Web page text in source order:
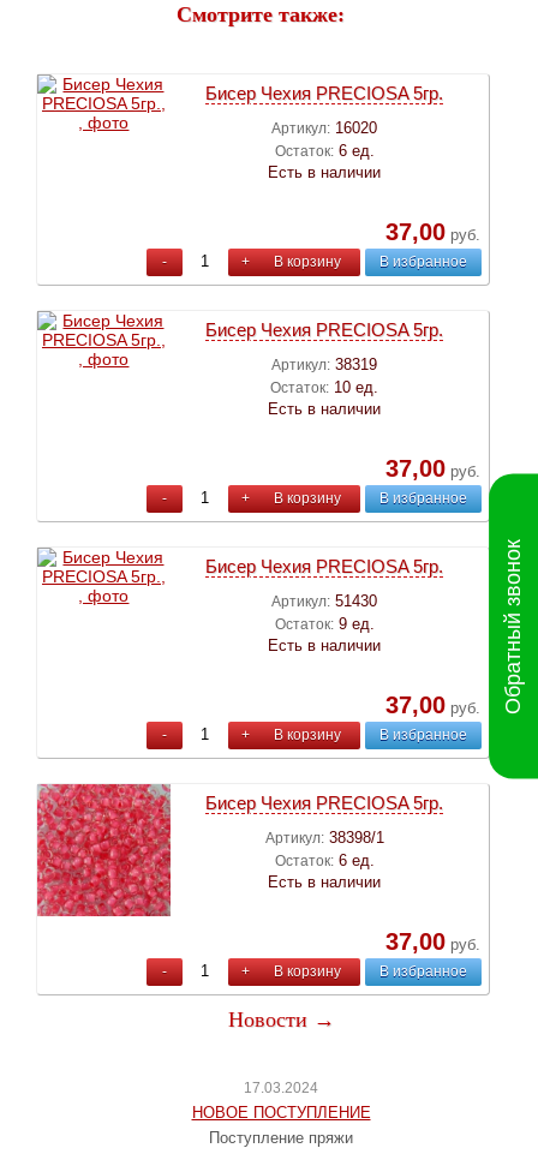
Смотрите также:
Бисер Чехия PRECIOSA 5гр.
Артикул: 16020
Остаток: 6 ед.
Есть в наличии
37,00руб.
- + В корзину В избранное
Бисер Чехия PRECIOSA 5гр.
Артикул: 38319
Остаток: 10 ед.
Есть в наличии
37,00руб.
- + В корзину В избранное
Бисер Чехия PRECIOSA 5гр.
Артикул: 51430
Остаток: 9 ед.
Есть в наличии
37,00руб.
- + В корзину В избранное
Бисер Чехия PRECIOSA 5гр.
Артикул: 38398/1
Остаток: 6 ед.
Есть в наличии
37,00руб.
- + В корзину В избранное
Новости →
17.03.2024
НОВОЕ ПОСТУПЛЕНИЕ
Поступление пряжи
Обратный звонок